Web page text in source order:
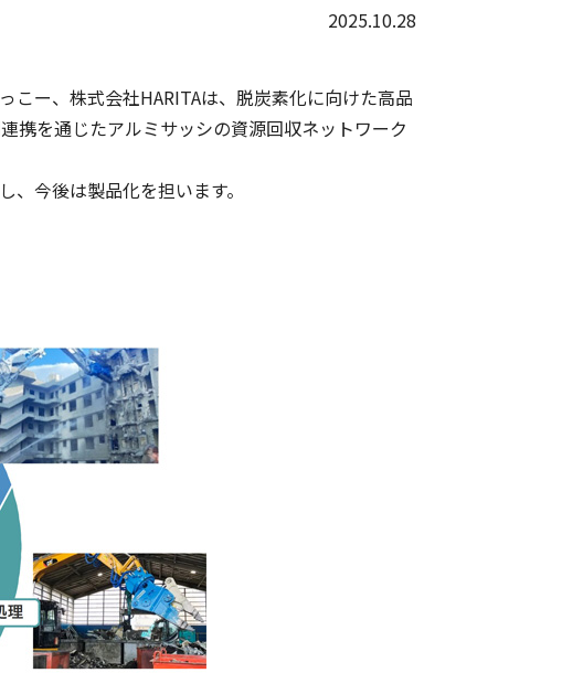
2025.10.28
ー、株式会社HARITAは、脱炭素化に向けた高品
携を通じたアルミサッシの資源回収ネットワーク
今後は製品化を担います。